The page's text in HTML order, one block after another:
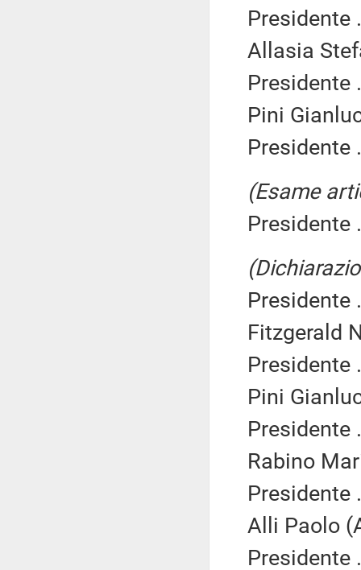
Presidente
Allasia
Presidente
Pini
Presidente
(Esame
Presidente
Presidente
Fitzgerald
Presidente
Pini
Presidente
Rabino
Presidente
Alli Paolo
Presidente